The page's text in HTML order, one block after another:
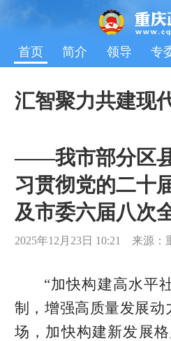
首页 简介 领导 专
汇智聚力共建现
——我市部分区
习贯彻党的二十
及市委六届八次
2025年12月23日 10:21 来源：
“加快构建高水平
制，增强高质量发展动
场，加快构建新发展